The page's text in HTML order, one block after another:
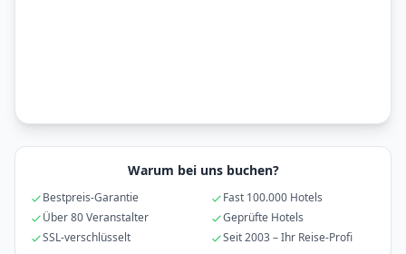
Warum bei uns buchen?
Bestpreis-Garantie
Fast 100.000 Hotels
Über 80 Veranstalter
Geprüfte Hotels
SSL-verschlüsselt
Seit 2003 – Ihr Reise-Profi